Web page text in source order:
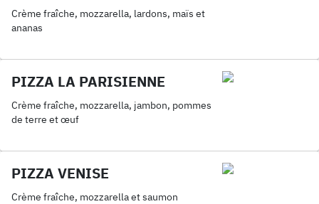
Crème fraîche, mozzarella, lardons, maïs et
ananas
PIZZA LA PARISIENNE
Crème fraîche, mozzarella, jambon, pommes
de terre et œuf
PIZZA VENISE
Crème fraîche, mozzarella et saumon